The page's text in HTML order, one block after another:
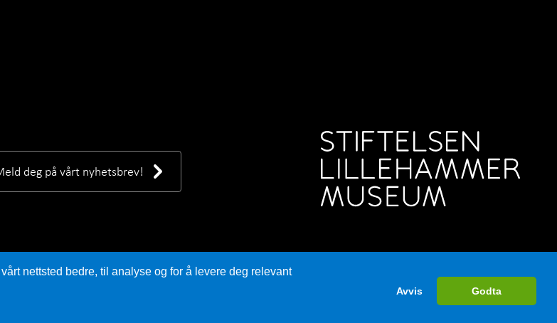
nettsted bedre, til analyse og for å levere deg relevant
Avvis Godta
deg på vårt nyhetsbrev!